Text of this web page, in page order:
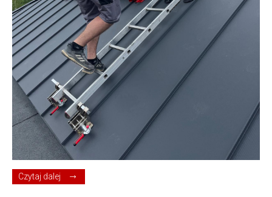
Czytaj dalej